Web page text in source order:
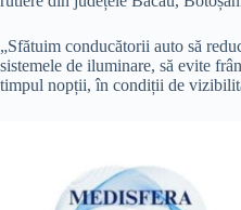
„Sfătuim conducătorii auto să
sistemele de iluminare, să evite
timpul nopții, în condiții de